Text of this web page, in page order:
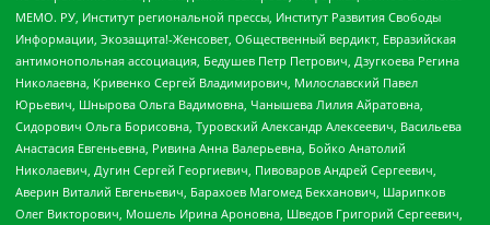
МЕМО. РУ, Институт региональной прессы, Институт Развития Свободы
Информации, Экозащита!-Женсовет, Общественный вердикт, Евразийская
антимонопольная ассоциация, Бедушев Петр Петрович, Дзугкоева Регина
Николаевна, Кривенко Сергей Владимирович, Милославский Павел
Юрьевич, Шнырова Ольга Вадимовна, Чанышева Лилия Айратовна,
Сидорович Ольга Борисовна, Туровский Александр Алексеевич, Васильева
Анастасия Евгеньевна, Ривина Анна Валерьевна, Бойко Анатолий
Николаевич, Дугин Сергей Георгиевич, Пивоваров Андрей Сергеевич,
Аверин Виталий Евгеньевич, Барахоев Магомед Бекханович, Шарипков
Олег Викторович, Мошель Ирина Ароновна, Шведов Григорий Сергеевич,